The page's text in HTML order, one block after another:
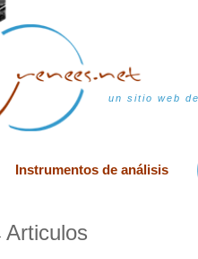
un sitio web
Instrumentos de análisis
Articulos